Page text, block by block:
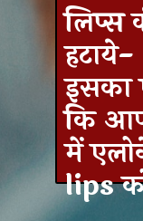
लिप्स
हटाये-
इसका
कि आप
में
lips